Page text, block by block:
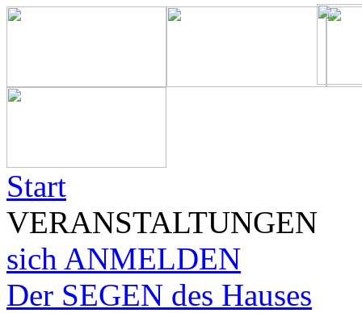
Start
VERANSTALTUNGEN
sich ANMELDEN
Der SEGEN des Hauses